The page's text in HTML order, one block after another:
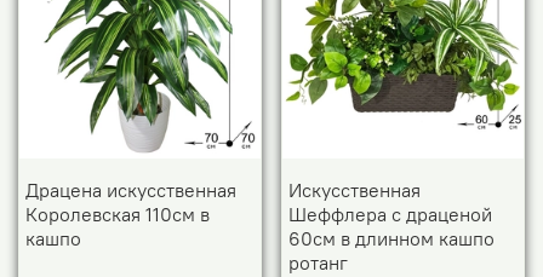
Драцена искусственная
Королевская 110см в
кашпо
Искусственная
Шеффлера с драценой
60см в длинном кашпо
ротанг